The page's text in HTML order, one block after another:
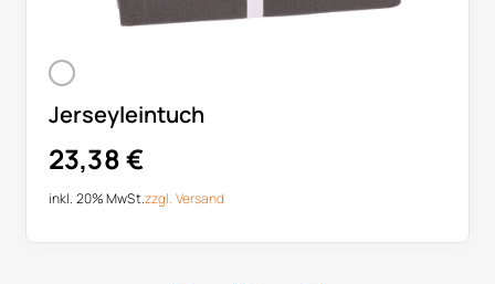
Jerseyleintuch
23,38€
inkl. 20% MwSt.zzgl. Versand